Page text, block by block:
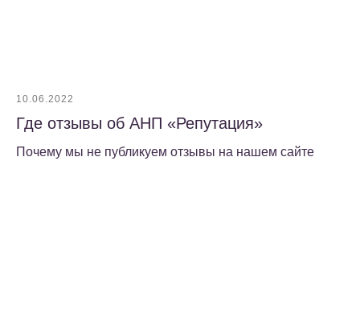
10.06.2022
Где отзывы об АНП «Репутация»
Почему мы не публикуем отзывы на нашем сайте